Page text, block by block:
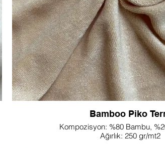
zarafetle öne çıkmasını
Pamuk-polyester karışımı, dayanıklılık ve
çeşitli uygulamalar için ideal bir seçim
yaratıcılıkla buluştuğu, lüksün her detayda
Tekstil'in Baskılı Nicky Kadife Kumaşı ile
Bamboo Piko
Kompozisyon: %80 Bambu,
Ağırlık: 250 gr/mt2